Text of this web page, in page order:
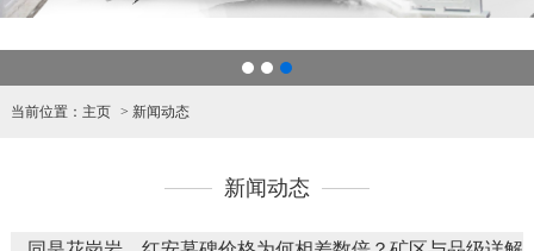
1 2
3
当前位置： 主页 新闻动态
新闻动态